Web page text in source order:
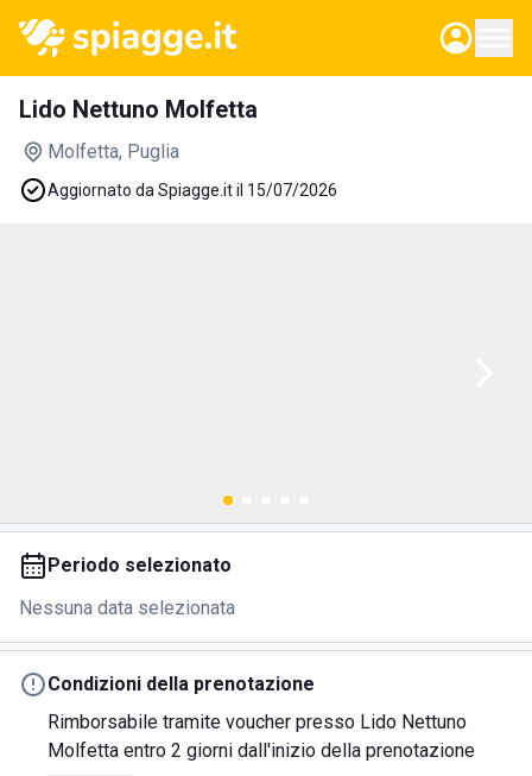
Lido Nettuno Molfetta
Molfetta, Puglia
Aggiornato da Spiagge.it il 15/07/2026
Periodo selezionato
Nessuna data selezionata
Condizioni della prenotazione
Rimborsabile tramite voucher presso Lido Nettuno
Molfetta entro 2 giorni dall'inizio della prenotazione